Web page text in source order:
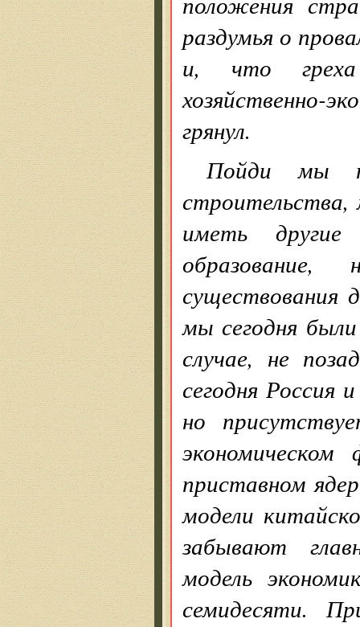
раздумья о
и, что греха
хозяйственно-
грянул.
Пойди мы
строительства,
иметь
существования
мы сегодня
случае, не
сегодня Россия
но
приставном
модели
забывают
модель
семидесяти.